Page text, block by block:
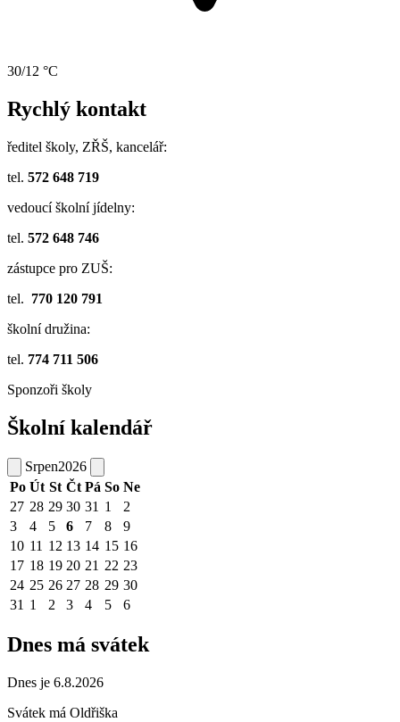
30/12 °C
Rychlý kontakt
ředitel školy, ZŘŠ, kancelář:
tel. 572 648 719
vedoucí školní jídelny:
tel. 572 648 746
zástupce pro ZUŠ:
tel. 770 120 791
školní družina:
tel. 774 711 506
Sponzoři školy
Školní kalendář
Srpen2026
Po Út St Čt Pá So Ne
27 28 29 30 31 1
2
3
4 5 6 7 8
9
10 11 12 13 14 15 16
17 18 19 20 21 22 23
24 25 26 27 28 29 30
31 1 2 3 4 5 6
Dnes má svátek
Dnes je 6.8.2026
Svátek má Oldřiška